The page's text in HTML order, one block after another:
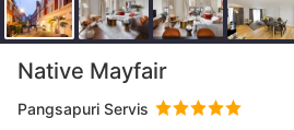
Native Mayfair
Pangsapuri Servis